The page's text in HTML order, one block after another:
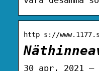
http s://
30 apr. 2021